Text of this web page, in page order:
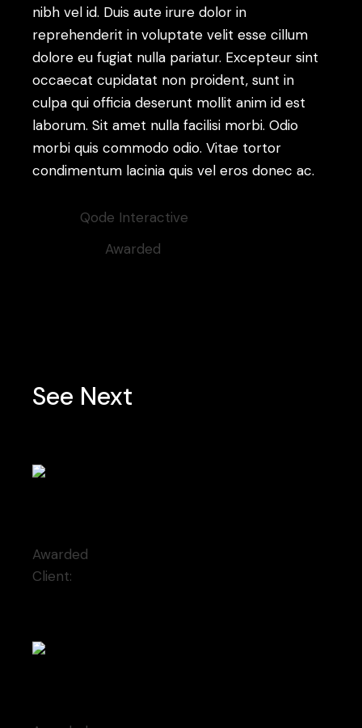
nibh vel id. Duis aute irure dolor in
reprehenderit in voluptate velit esse cillum
dolore eu fugiat nulla pariatur. Excepteur sint
occaecat cupidatat non proident, sunt in
culpa qui officia deserunt mollit anim id est
laborum. Sit amet nulla facilisi morbi. Odio
morbi quis commodo odio. Vitae tortor
condimentum lacinia quis vel eros donec ac.
Qode Interactive
Awarded
See Next
Awarded
Client: